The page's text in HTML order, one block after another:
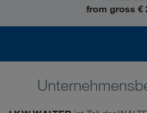
from gross €